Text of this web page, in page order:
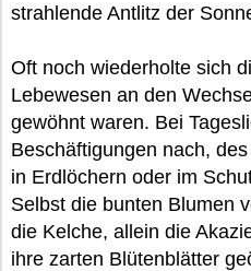
strahlende Antlitz der
Oft noch wiederholte sich
Lebewesen an den
gewöhnt waren. Bei
Beschäftigungen nach,
in Erdlöchern oder im
Selbst die bunten Blumen
die Kelche, allein die
ihre zarten Blütenblätter